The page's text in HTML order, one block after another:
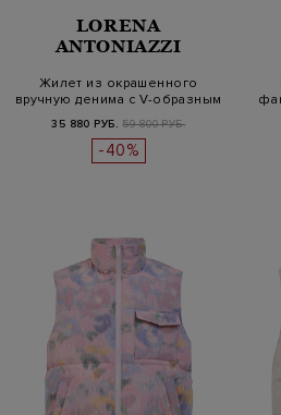
LORENA
ANTONIAZZI
Жилет из окрашенного
вручную денима с V-образным
вырез…
35 880 РУБ. 59 800 РУБ.
-40%